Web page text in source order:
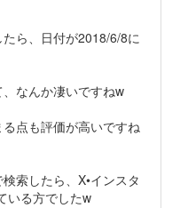
ら、日付が2018/6/8に
、なんか凄いですねw
点も評価が高いですね
索したら、X•インスタ
いる方でしたw